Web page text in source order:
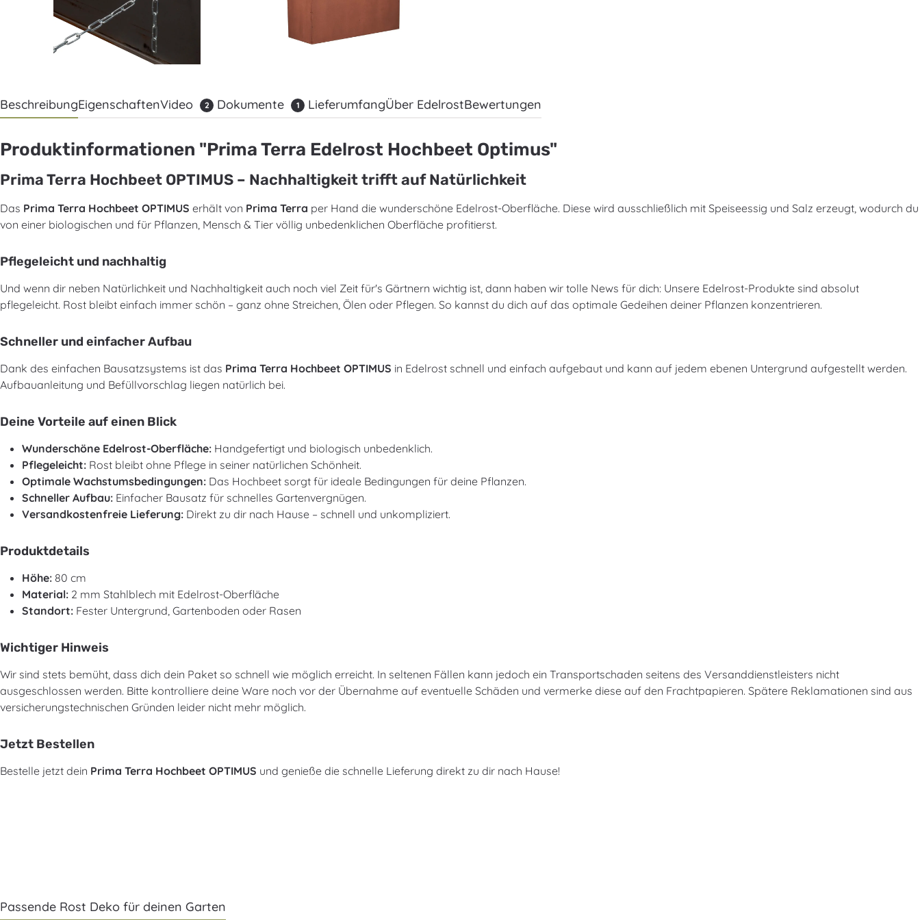
BeschreibungEigenschaftenVideo 2 Dokumente 1 LieferumfangÜber EdelrostBewertungen
Produktinformationen "Prima Terra Edelrost Hochbeet Optimus"
Prima Terra Hochbeet OPTIMUS – Nachhaltigkeit trifft auf Natürlichkeit
Das Prima Terra Hochbeet OPTIMUS erhält von Prima Terra per Hand die wunderschöne Edelrost-Oberfläche. Diese wird ausschließlich mit Speiseessig und Salz erzeugt, wodurch du
von einer biologischen und für Pflanzen, Mensch & Tier völlig unbedenklichen Oberfläche profitierst.
Pflegeleicht und nachhaltig
Und wenn dir neben Natürlichkeit und Nachhaltigkeit auch noch viel Zeit für's Gärtnern wichtig ist, dann haben wir tolle News für dich: Unsere Edelrost-Produkte sind absolut
pflegeleicht. Rost bleibt einfach immer schön – ganz ohne Streichen, Ölen oder Pflegen. So kannst du dich auf das optimale Gedeihen deiner Pflanzen konzentrieren.
Schneller und einfacher Aufbau
Dank des einfachen Bausatzsystems ist das Prima Terra Hochbeet OPTIMUS in Edelrost schnell und einfach aufgebaut und kann auf jedem ebenen Untergrund aufgestellt werden.
Aufbauanleitung und Befüllvorschlag liegen natürlich bei.
Deine Vorteile auf einen Blick
Wunderschöne Edelrost-Oberfläche: Handgefertigt und biologisch unbedenklich.
Pflegeleicht: Rost bleibt ohne Pflege in seiner natürlichen Schönheit.
Optimale Wachstumsbedingungen: Das Hochbeet sorgt für ideale Bedingungen für deine Pflanzen.
Schneller Aufbau: Einfacher Bausatz für schnelles Gartenvergnügen.
Versandkostenfreie Lieferung: Direkt zu dir nach Hause – schnell und unkompliziert.
Produktdetails
Höhe: 80 cm
Material: 2 mm Stahlblech mit Edelrost-Oberfläche
Standort: Fester Untergrund, Gartenboden oder Rasen
Wichtiger Hinweis
Wir sind stets bemüht, dass dich dein Paket so schnell wie möglich erreicht. In seltenen Fällen kann jedoch ein Transportschaden seitens des Versanddienstleisters nicht
ausgeschlossen werden. Bitte kontrolliere deine Ware noch vor der Übernahme auf eventuelle Schäden und vermerke diese auf den Frachtpapieren. Spätere Reklamationen sind aus
versicherungstechnischen Gründen leider nicht mehr möglich.
Jetzt Bestellen
Bestelle jetzt dein Prima Terra Hochbeet OPTIMUS und genieße die schnelle Lieferung direkt zu dir nach Hause!
Passende Rost Deko für deinen Garten